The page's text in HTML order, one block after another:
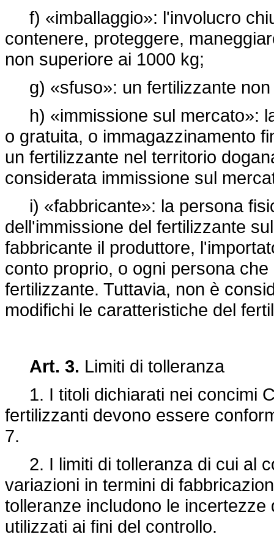
f) «imballaggio»: l'involucro
contenere, proteggere,
non superiore ai 1000 kg;
g) «sfuso»: un fertilizzante non
h) «immissione sul mercato»:
o gratuita, o immagazzinamento
un fertilizzante nel territorio
considerata immissione sul
i) «fabbricante»: la persona
dell'immissione del fertilizzante
fabbricante il produttore,
conto proprio, o ogni persona
fertilizzante. Tuttavia, non è
modifichi le caratteristiche del
Art. 3. Limiti di tolleranza
1. I titoli dichiarati nei concimi
fertilizzanti devono essere
7.
2. I limiti di tolleranza di cui al
variazioni in termini di
tolleranze includono le
utilizzati ai fini del controllo.